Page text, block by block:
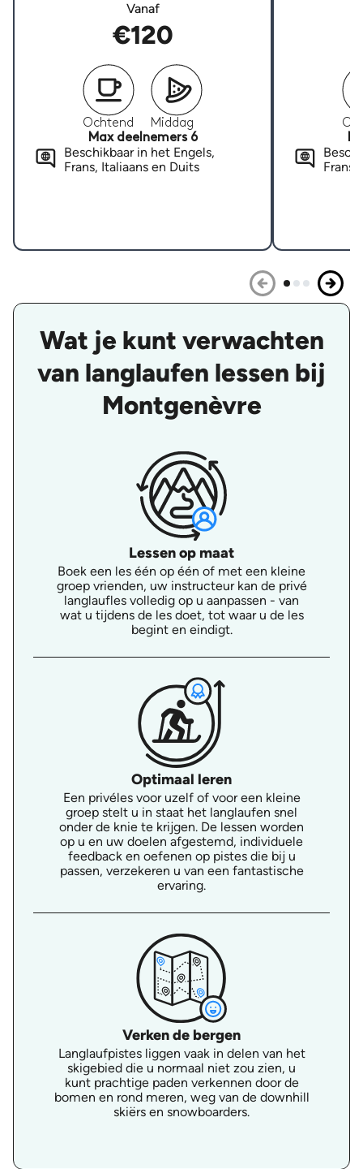
Vanaf
€120
Ochtend
Middag
Max deelnemers 6
Beschikbaar in het Engels,
Frans, Italiaans en Duits
Frans,
Wat je kunt verwachten
van langlaufen lessen bij
Montgenèvre
Lessen op maat
Boek een les één op één of met een kleine
groep vrienden, uw instructeur kan de privé
langlaufles volledig op u aanpassen - van
wat u tijdens de les doet, tot waar u de les
begint en eindigt.
Optimaal leren
Een privéles voor uzelf of voor een kleine
groep stelt u in staat het langlaufen snel
onder de knie te krijgen. De lessen worden
op u en uw doelen afgestemd, individuele
feedback en oefenen op pistes die bij u
passen, verzekeren u van een fantastische
ervaring.
Verken de bergen
Langlaufpistes liggen vaak in delen van het
skigebied die u normaal niet zou zien, u
kunt prachtige paden verkennen door de
bomen en rond meren, weg van de downhill
skiërs en snowboarders.